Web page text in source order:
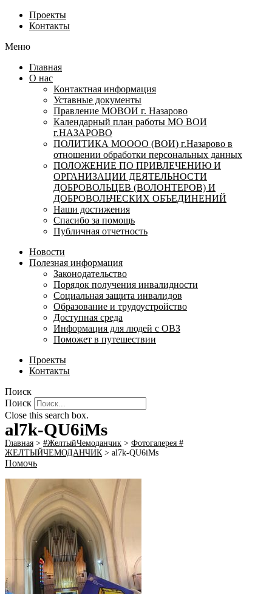
Проекты
Контакты
Меню
Главная
О нас
Контактная информация
Уставные документы
Правление МОВОИ г. Назарово
Календарный план работы МО ВОИ
г.НАЗАРОВО
ПОЛИТИКА МОООО (ВОИ) г.Назарово в
отношении обработки персональных данных
ПОЛОЖЕНИЕ ПО ПРИВЛЕЧЕНИЮ И
ОРГАНИЗАЦИИ ДЕЯТЕЛЬНОСТИ
ДОБРОВОЛЬЦЕВ (ВОЛОНТЕРОВ) И
ДОБРОВОЛЬЧЕСКИХ ОБЪЕДИНЕНИЙ
Наши достижения
Спасибо за помощь
Публичная отчетность
Новости
Полезная информация
Законодательство
Порядок получения инвалидности
Социальная защита инвалидов
Образование и трудоустройство
Доступная среда
Информация для людей с ОВЗ
Поможет в путешествии
Проекты
Контакты
Поиск
Поиск
Close this search box.
al7k-QU6iMs
Главная > #ЖелтыйЧемоданчик > Фотогалерея #
ЖЕЛТЫЙЧЕМОДАНЧИК> al7k-QU6iMs
Помочь